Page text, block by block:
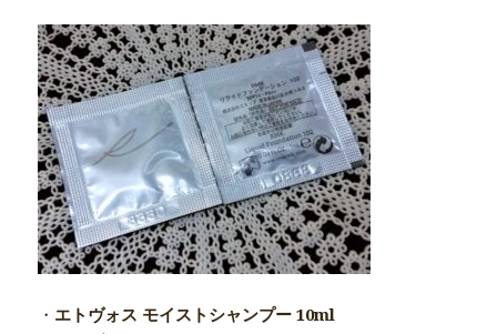
・ エトヴォス モイストシャンプー 10ml